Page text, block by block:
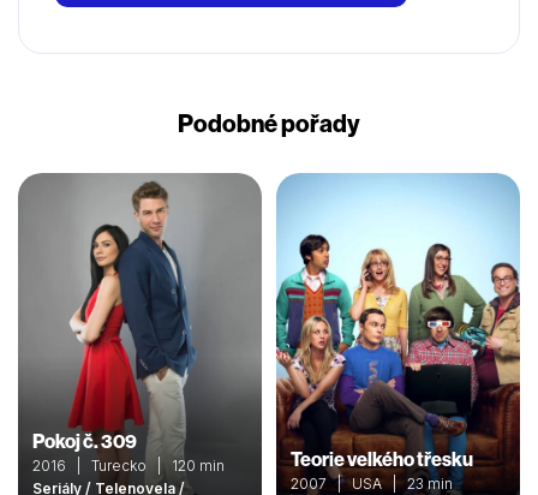
Podobné pořady
Pokoj č. 309
2016 | Turecko | 120 min
Seriály / Telenovela /
Teorie velkého třesku
2007 | USA | 23 min